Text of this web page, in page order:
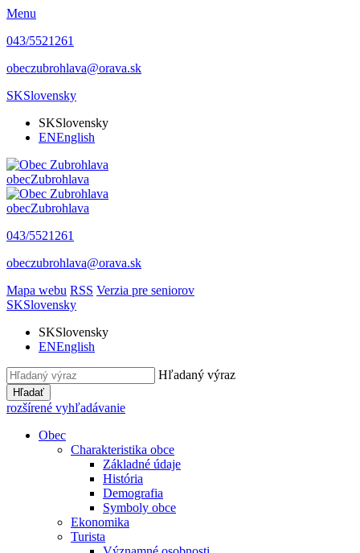
Menu
043/5521261
obeczubrohlava@orava.sk
SKSlovensky
SKSlovensky
ENEnglish
obecZubrohlava
obecZubrohlava
043/5521261
obeczubrohlava@orava.sk
Mapa webu RSS Verzia pre seniorov
SKSlovensky
SKSlovensky
ENEnglish
Hľadaný výraz
Hľadať
rozšírené vyhľadávanie
Obec
Charakteristika obce
Základné údaje
História
Demografia
Symboly obce
Ekonomika
Turista